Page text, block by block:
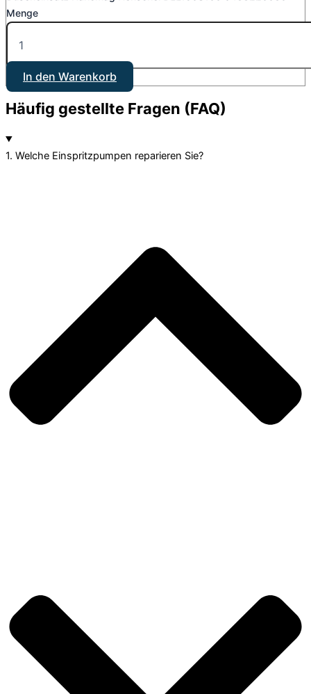
Menge
In den Warenkorb
Häufig gestellte Fragen (FAQ)
1. Welche Einspritzpumpen reparieren Sie?